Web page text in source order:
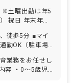
※土曜出勤は年5
祝日 年末年始
での取得可／5日
弔休暇 産前産
％・復帰率
体
5分 ■マイ
勤OK（駐車場
業務をお任せし